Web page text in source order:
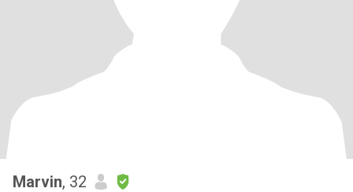
Marvin, 32